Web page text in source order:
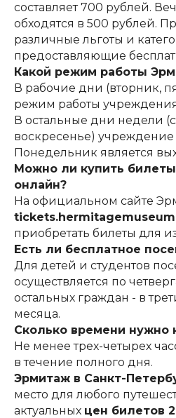
составляет 700 рублей.
обходятся в 500 рублей.
различные льготы и
предоставляющие
Какой режим работы
В рабочие дни (вторник,
режим работы
В остальные дни недели
воскресенье) учреждение
Понедельник является
Можно ли купить
онлайн?
На официальном сайте
приобретать билеты для
Есть ли бесплатное
Для детей и студентов
осуществляется по
остальных граждан - в
месяца.
Сколько времени нужно
Не менее трех-четырех
в течение полного дня.
Эрмитаж в Санкт-
место для любого
актуальных цен билетов